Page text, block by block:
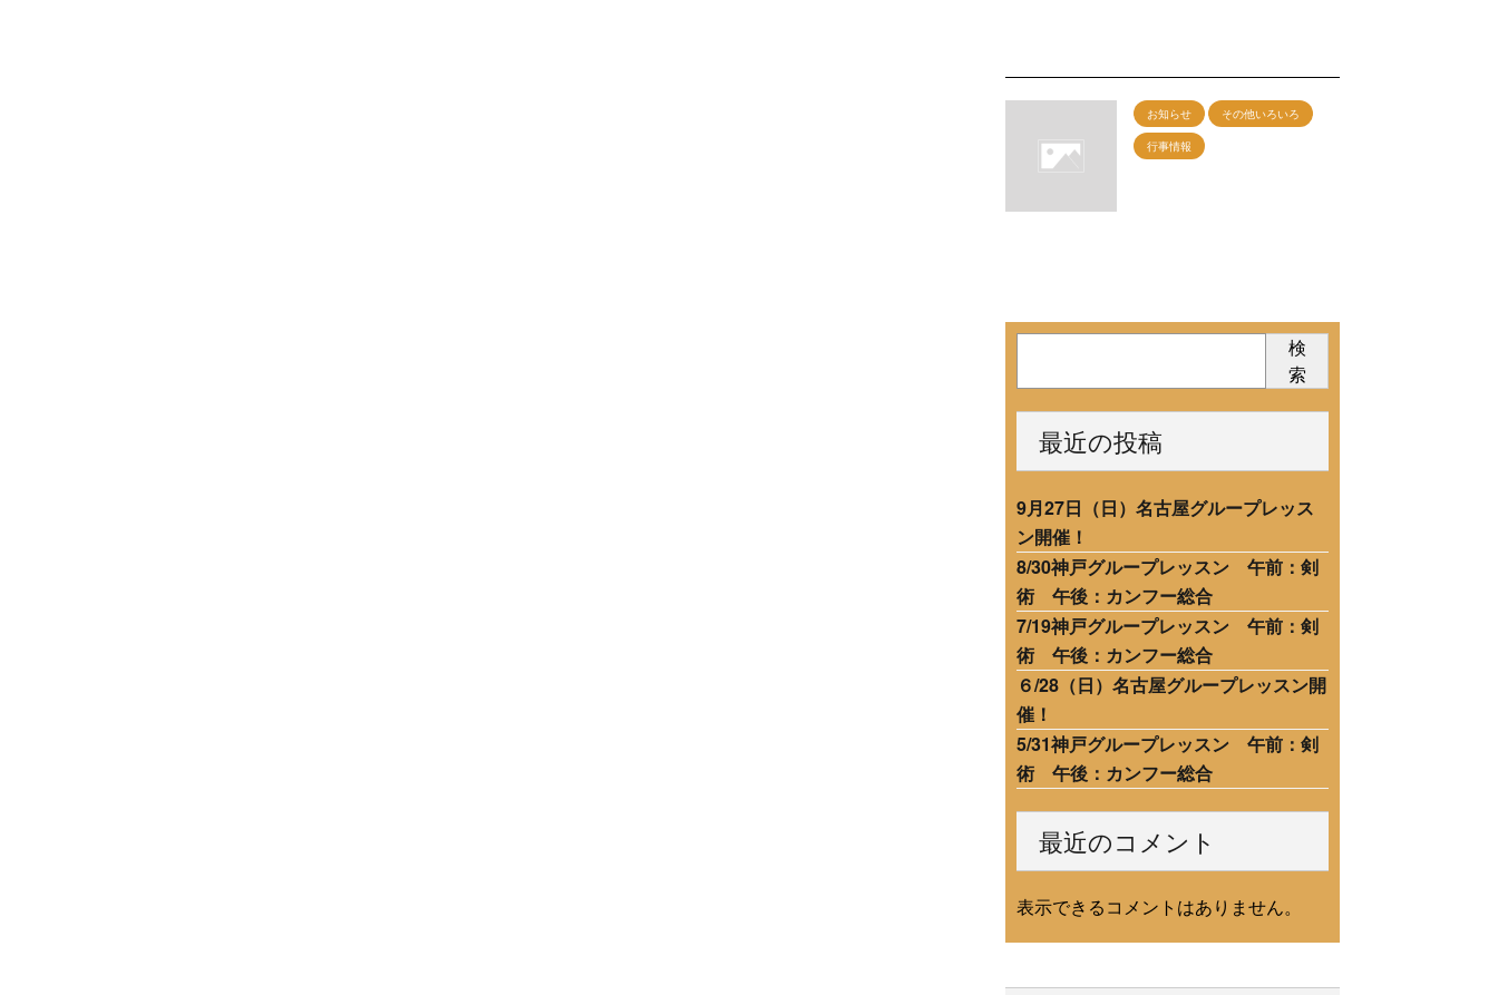
お知らせ その他いろいろ
行事情報
検
索
最近の投稿
9月27日（日）名古屋グループレッス
ン開催！
8/30神戸グループレッスン 午前：剣
術 午後：カンフー総合
7/19神戸グループレッスン 午前：剣
術 午後：カンフー総合
６/28（日）名古屋グループレッスン開
催！
5/31神戸グループレッスン 午前：剣
術 午後：カンフー総合
最近のコメント
表示できるコメントはありません。